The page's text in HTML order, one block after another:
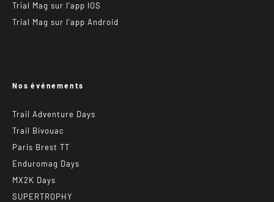
Trial Mag sur l’app IOS
Trial Mag sur l’app Android
Nos événements
Trail Adventure Days
Trail Bivouac
Paris Brest TT
Enduromag Days
MX2K Days
SUPERTROPHY